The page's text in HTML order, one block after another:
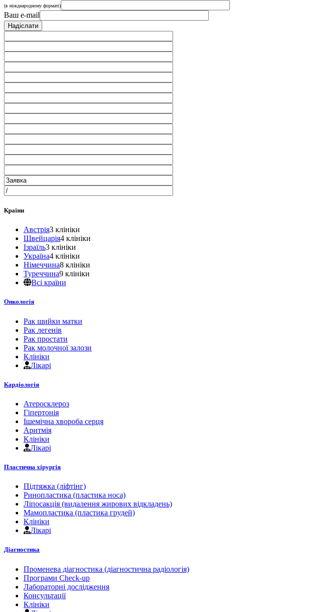
(в міжднародному форматі)
Ваш e-mail
Країни
Австрія3 клініки
Швейцарія4 клініки
Ізраїль3 клініки
Україна4 клініки
Німеччина8 клініки
Туреччина9 клініки
Всі країни
Онкологія
Рак шийки матки
Рак легенів
Рак простати
Рак молочної залози
Клініки
Лікарі
Кардіологія
Атеросклероз
Гіпертонія
Ішемічна хвороба серця
Аритмія
Клініки
Лікарі
Пластична хірургія
Підтяжка (ліфтінг)
Ринопластика (пластика носа)
Ліпосакція (видалення жирових відкладень)
Мамопластика (пластика грудей)
Клініки
Лікарі
Діагностика
Променева діагностика (діагностична радіологія)
Програми Check-up
Лабораторні дослідження
Консультації
Клініки